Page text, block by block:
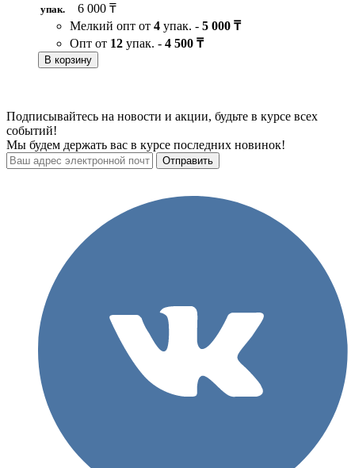
упак.
6 000 ₸
Мелкий опт от 4 упак. - 5 000 ₸
Опт от 12 упак. - 4 500 ₸
В корзину
Подписывайтесь на новости и акции, будьте в курсе всех
событий!
Мы будем держать вас в курсе последних новинок!